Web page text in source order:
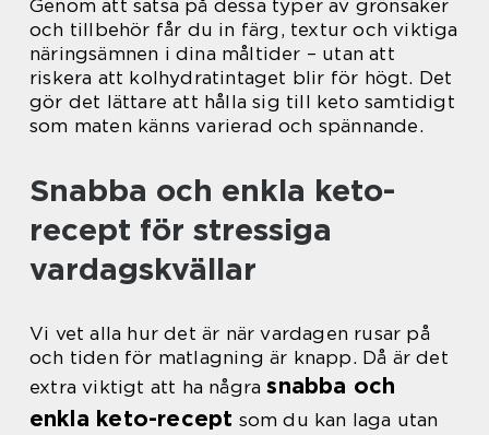
Genom att satsa på dessa typer av grönsaker
och tillbehör får du in färg, textur och viktiga
näringsämnen i dina måltider – utan att
riskera att kolhydratintaget blir för högt. Det
gör det lättare att hålla sig till keto samtidigt
som maten känns varierad och spännande.
Snabba och enkla keto-
recept för stressiga
vardagskvällar
Vi vet alla hur det är när vardagen rusar på
och tiden för matlagning är knapp. Då är det
extra viktigt att ha någrasnabba och
enkla keto-recept som du kan laga utan